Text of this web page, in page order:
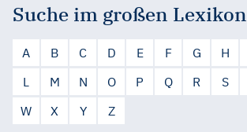
Suche im großen Lexikon
A B C D E F G H
L
M N O P Q R S
W
X Y Z